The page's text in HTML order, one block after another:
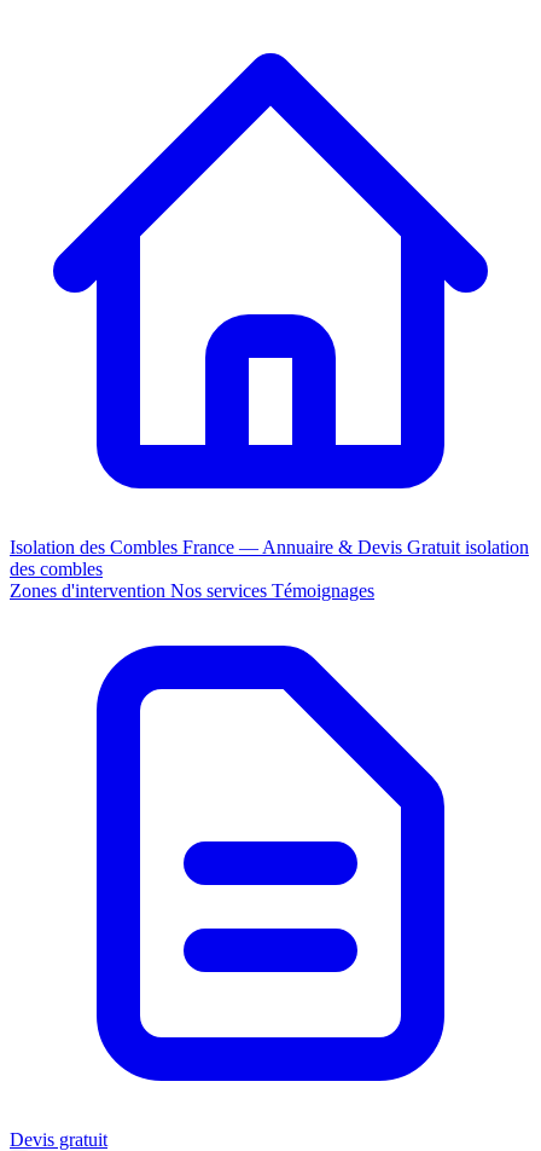
Isolation des Combles France — Annuaire & Devis Gratuit isolation
des combles
Zones d'intervention Nos services Témoignages
Devis gratuit